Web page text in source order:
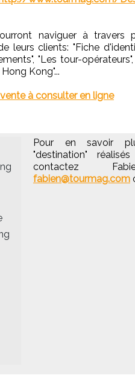
naviguer à travers
leurs clients: "Fiche
"Les tour-
Kong"...
à consulter en ligne
Pour en savoir
"destination"
contactez
fabien@tourmag.com